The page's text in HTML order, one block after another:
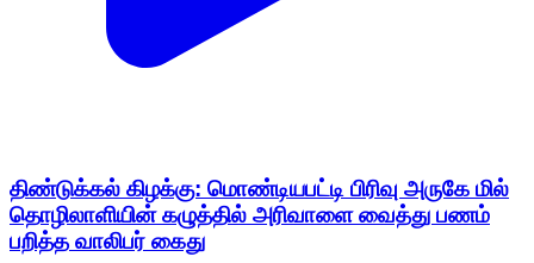
திண்டுக்கல் கிழக்கு: மொண்டியபட்டி பிரிவு அருகே மில்
தொழிலாளியின் கழுத்தில் அரிவாளை வைத்து பணம்
பறித்த வாலிபர் கைது